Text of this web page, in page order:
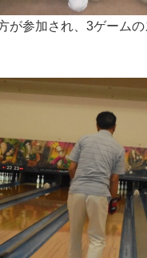
が参加され、3ゲーム